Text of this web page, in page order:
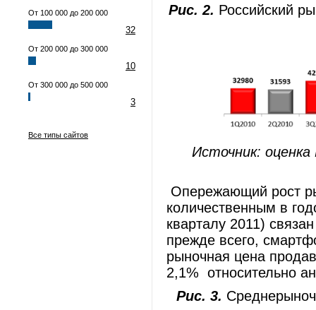
От 100 000 до 200 000
32
От 200 000 до 300 000
10
От 300 000 до 500 000
3
Все типы сайтов
Рис. 2. Российский
Источник:
Опережающий рост
количественным в
кварталу 2011)
прежде всего,
рыночная цена
2,1% относительно
Рис. 3.